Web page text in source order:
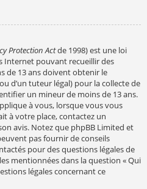
Protection Actde 1998) est une loi
Internet pouvant recueillir des
de 13 ans doivent obtenir le
d’un tuteur légal) pour la collecte de
un mineur de moins de 13 ans.
à vous, lorsque vous vous
à votre place, contactez un
avis. Notez que phpBB Limited et
pas fournir de conseils
pour des questions légales de
mentionnées dans la question « Qui
légales concernant ce